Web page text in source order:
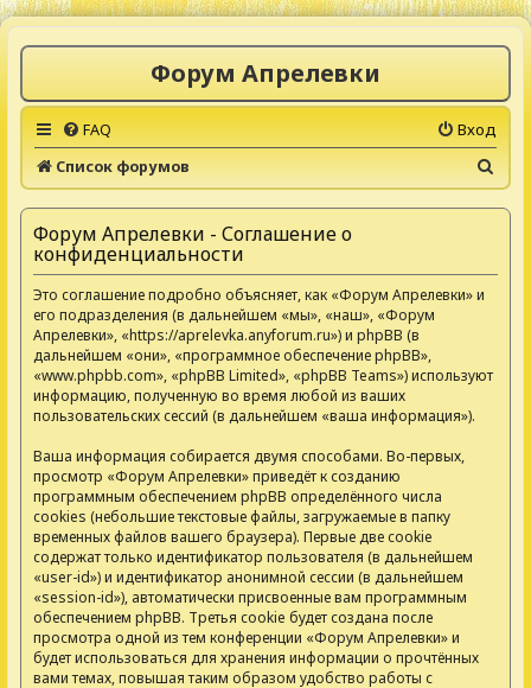
Форум Апрелевки
FAQ
Вход
Список форумов
о
Форум Апрелевки - Соглашение о
конфиденциальности
Это соглашение подробно объясняет, как «Форум Апрелевки» и
его подразделения (в дальнейшем «мы», «наш», «Форум
Апрелевки», «https://aprelevka.anyforum.ru») и phpBB (в
дальнейшем «они», «программное обеспечение phpBB»,
«www.phpbb.com», «phpBB Limited», «phpBB Teams») используют
информацию, полученную во время любой из ваших
пользовательских сессий (в дальнейшем «ваша информация»).
Ваша информация собирается двумя способами. Во-первых,
просмотр «Форум Апрелевки» приведёт к созданию
программным обеспечением phpBB определённого числа
cookies (небольшие текстовые файлы, загружаемые в папку
временных файлов вашего браузера). Первые две cookie
содержат только идентификатор пользователя (в дальнейшем
«user-id») и идентификатор анонимной сессии (в дальнейшем
«session-id»), автоматически присвоенные вам программным
обеспечением phpBB. Третья cookie будет создана после
просмотра одной из тем конференции «Форум Апрелевки» и
будет использоваться для хранения информации о прочтённых
вами темах, повышая таким образом удобство работы с